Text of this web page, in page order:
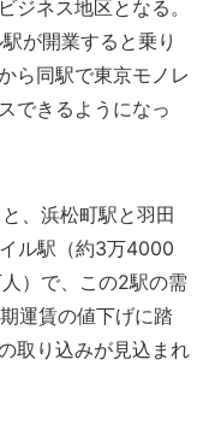
ジネス地区となる。
が開業すると乗り
ら同駅で東京モノレ
できるようになっ
、浜松町駅と羽田
ル駅（約3万4000
）で、この2駅の需
運賃の値下げに踏
取り込みが見込まれ